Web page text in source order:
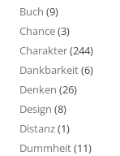
Buch (9)
Chance(3)
Charakter(244)
Dankbarkeit(6)
Denken (26)
Design (8)
Distanz(1)
Dummheit(11)